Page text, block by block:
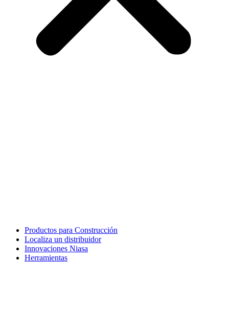
Productos para Construcción
Localiza un distribuidor
Innovaciones Niasa
Herramientas